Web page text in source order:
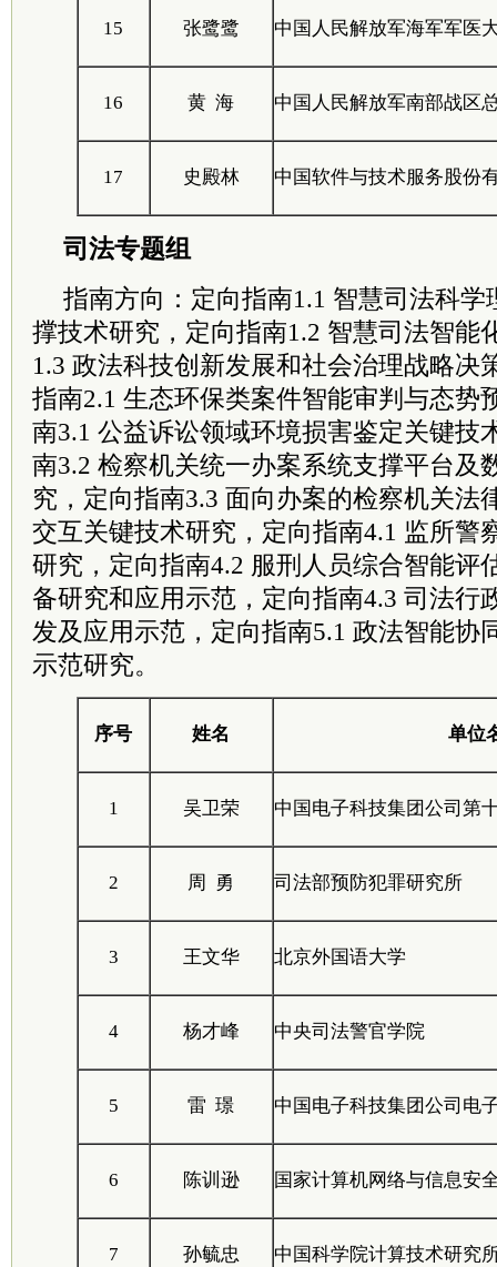
15 张鹭鹭 中国人民解放军海军军医
16 黄 海 中国人民解放军南部战区
17 史殿林 中国软件与技术服务股份
司法专题组
指南方向：定向指南1.1 智慧司法科
撑技术研究，定向指南1.2 智慧司法智能
1.3 政法科技创新发展和社会治理战略决
指南2.1 生态环保类案件智能审判与态势
南3.1 公益诉讼领域环境损害鉴定关键技
南3.2 检察机关统一办案系统支撑平台及
究，定向指南3.3 面向办案的检察机关法
交互关键技术研究，定向指南4.1 监所警
研究，定向指南4.2 服刑人员综合智能评
备研究和应用示范，定向指南4.3 司法行
发及应用示范，定向指南5.1 政法智能协
示范研究。
序号 姓名 单位
1 吴卫荣 中国电子科技集团公司第
2 周 勇 司法部预防犯罪研究所
3 王文华 北京外国语大学
4 杨才峰 中央司法警官学院
5 雷 璟 中国电子科技集团公司电
6 陈训逊 国家计算机网络与信息安
7 孙毓忠 中国科学院计算技术研究